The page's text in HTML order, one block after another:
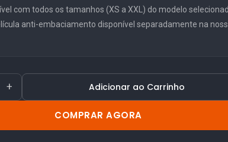
com todos os tamanhos (XS a XXL) do modelo
anti-embaciamento disponível separadamente na
+ Adicionar ao Carrinho
COMPRAR AGORA